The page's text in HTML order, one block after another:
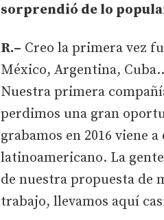
sorprendió de lo
R.– Creo la primera vez
México, Argentina,
Nuestra primera
perdimos una gran
grabamos en 2016 viene
latinoamericano. La
de nuestra propuesta de
trabajo, llevamos aquí